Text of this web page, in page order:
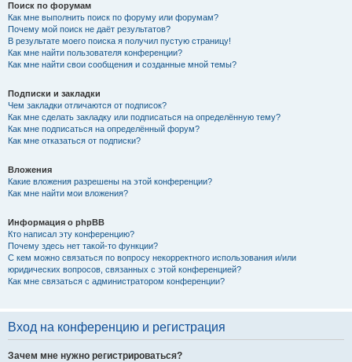
Поиск по форумам
Как мне выполнить поиск по форуму или форумам?
Почему мой поиск не даёт результатов?
В результате моего поиска я получил пустую страницу!
Как мне найти пользователя конференции?
Как мне найти свои сообщения и созданные мной темы?
Подписки и закладки
Чем закладки отличаются от подписок?
Как мне сделать закладку или подписаться на определённую тему?
Как мне подписаться на определённый форум?
Как мне отказаться от подписки?
Вложения
Какие вложения разрешены на этой конференции?
Как мне найти мои вложения?
Информация о phpBB
Кто написал эту конференцию?
Почему здесь нет такой-то функции?
С кем можно связаться по вопросу некорректного использования и/или
юридических вопросов, связанных с этой конференцией?
Как мне связаться с администратором конференции?
Вход на конференцию и регистрация
Зачем мне нужно регистрироваться?